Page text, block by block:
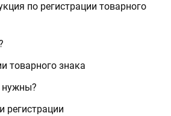
по регистрации товарного
товарного знака
нужны?
регистрации